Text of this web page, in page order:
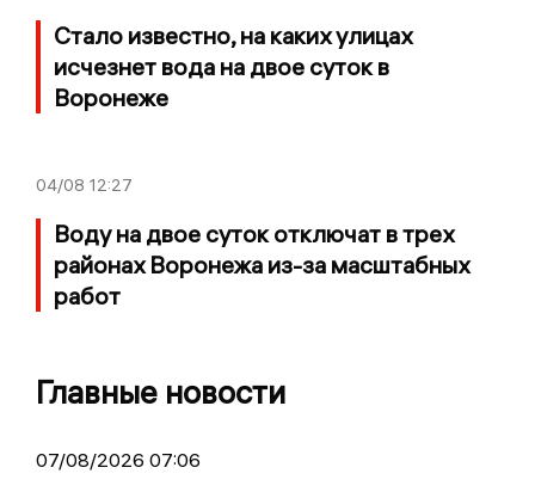
Стало известно, на каких улицах
исчезнет вода на двое суток в
Воронеже
04/08 12:27
Воду на двое суток отключат в трех
районах Воронежа из-за масштабных
работ
Главные новости
07/08/2026 07:06